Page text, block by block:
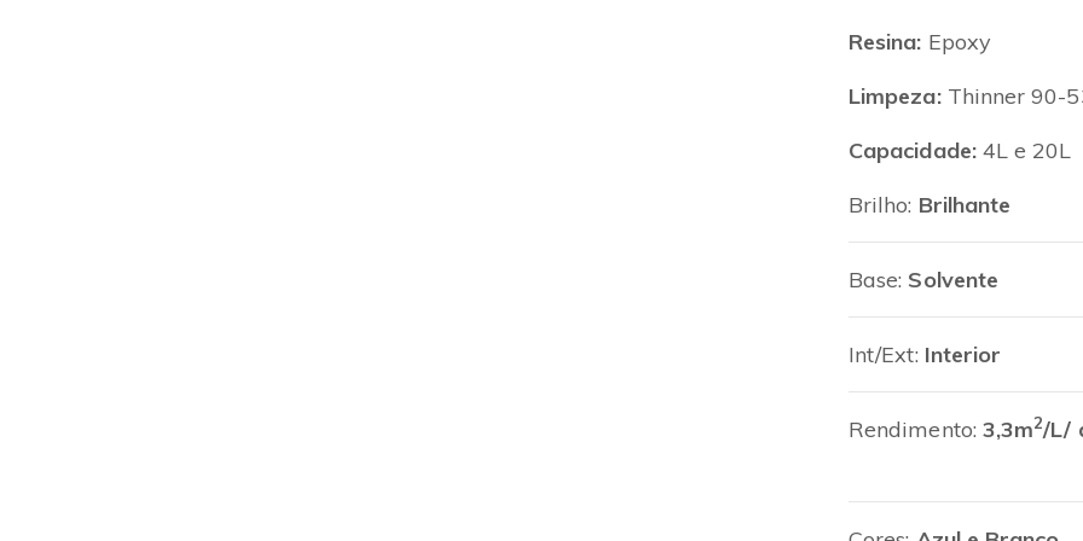
Resina: Epoxy
Limpeza: Thinner 90-
Capacidade:4L e 20L
Brilho: Brilhante
Base: Solvente
Int/Ext: Interior
Rendimento: 3,3m2/L/